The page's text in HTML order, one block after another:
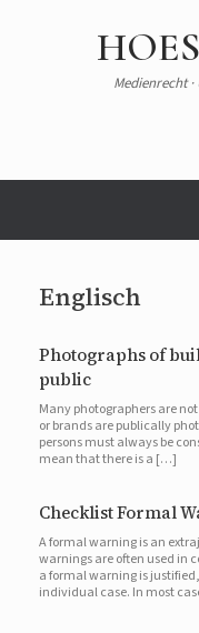
Medienrecht
Englisch
Photographs of
public
Many photographers are
or brands are publically
persons must always be
mean that there is a […]
Checklist Formal
A formal warning is an
warnings are often used in
a formal warning is
individual case. In most